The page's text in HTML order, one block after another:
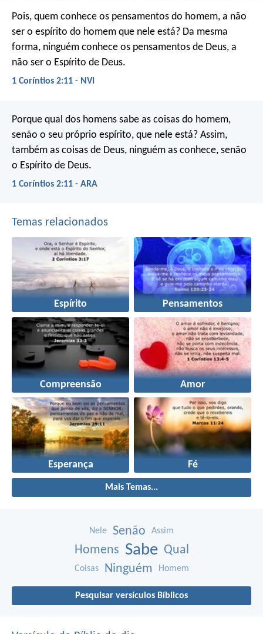
Pois, quem conhece os pensamentos do homem, a não
ser o espírito do homem que nele está? Da mesma
forma, ninguém conhece os pensamentos de Deus, a
não ser o Espírito de Deus.
1 Coríntios 2:11 - NVI
Porque qual dos homens sabe as coisas do homem,
senão o seu próprio espírito, que nele está? Assim,
também as coisas de Deus, ninguém as conhece, senão
o Espírito de Deus.
1 Coríntios 2:11 - ARA
Temas relacionados
Espírito Pensamentos
Compreensão Amor
Esperança Fé
Mais Temas...
Nele Senão Assim
Homens Sabe Qual
Coisas Ninguém Homem
Pesquisar versículos Bíblicos